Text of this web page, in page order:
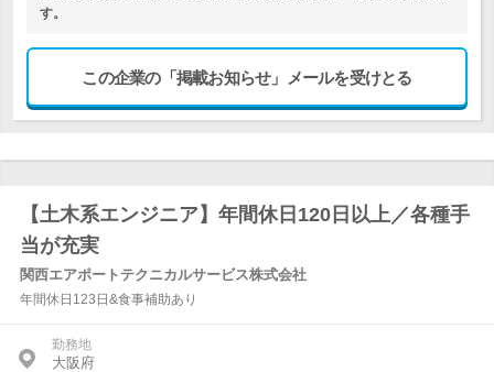
す。
この企業の「掲載お知らせ」メールを受けとる
【土木系エンジニア】年間休日120日以上／各種手
当が充実
関西エアポートテクニカルサービス株式会社
年間休日123日&食事補助あり
勤務地
大阪府